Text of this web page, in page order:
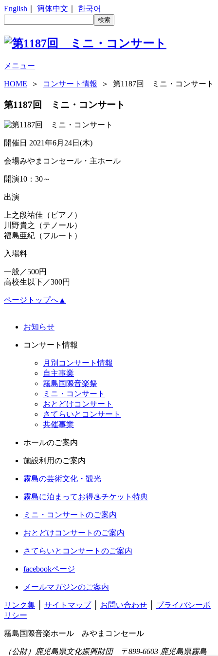
English 簡体中文 한국어
メニュー
HOME ＞ コンサート情報 ＞ 第1187回 ミニ・コンサート
第1187回 ミニ・コンサート
開催日 2021年6月24日(木)
会場みやまコンセール・主ホール
開演10：30～
出演
上之段祐佳（ピアノ）
川野貴之（テノール）
福島亜紀（フルート）
入場料
一般／500円
高校生以下／300円
ページトップへ▲
お知らせ
コンサート情報
月別コンサート情報
自主事業
霧島国際音楽祭
ミニ・コンサート
おとどけコンサート
さてらいとコンサート
共催事業
ホールのご案内
施設利用のご案内
霧島の芸術文化・観光
霧島に泊まってお得♨チケット特典
ミニ・コンサートのご案内
おとどけコンサートのご案内
さてらいとコンサートのご案内
facebookページ
メールマガジンのご案内
リンク集 サイトマップ│ お問い合わせ
プライバシーポ
リシー
霧島国際音楽ホール みやまコンセール
（公財）鹿児島県文化振興財団 〒899-6603 鹿児島県霧島